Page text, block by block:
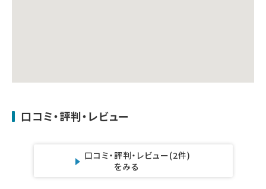
口コミ・評判・レビュー
口コミ・評判・レビュー
をみる
(2件)